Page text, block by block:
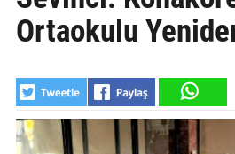
YAŞAM
BELEDİYELER
SAĞLIK
Ortaokulu